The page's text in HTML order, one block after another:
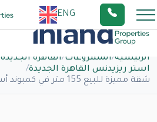
ENG
الرئيسية/المشروعات/القاهرة الجديدة New Cairo
استر ريزيدنس القاهرة الجديدة/
شقة مميزة للبيع 155 متر في كمبوند أستر القاهرة الجديدة